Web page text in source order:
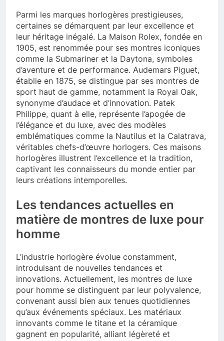
Parmi les marques horlogères prestigieuses,
certaines se démarquent par leur excellence et
leur héritage inégalé. La Maison Rolex, fondée en
1905, est renommée pour ses montres iconiques
comme la Submariner et la Daytona, symboles
d’aventure et de performance. Audemars Piguet,
établie en 1875, se distingue par ses montres de
sport haut de gamme, notamment la Royal Oak,
synonyme d’audace et d’innovation. Patek
Philippe, quant à elle, représente l’apogée de
l’élégance et du luxe, avec des modèles
emblématiques comme la Nautilus et la Calatrava,
véritables chefs-d’œuvre horlogers. Ces maisons
horlogères illustrent l’excellence et la tradition,
captivant les connaisseurs du monde entier par
leurs créations intemporelles.
Les tendances actuelles en
matière de montres de luxe pour
homme
L’industrie horlogère évolue constamment,
introduisant de nouvelles tendances et
innovations. Actuellement, les montres de luxe
pour homme se distinguent par leur polyvalence,
convenant aussi bien aux tenues quotidiennes
qu’aux événements spéciaux. Les matériaux
innovants comme le titane et la céramique
gagnent en popularité, alliant légèreté et